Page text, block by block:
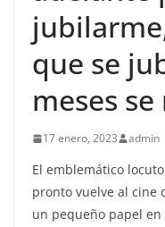
que se
meses
17 enero, 2023 admin
El emblemático
pronto vuelve al cine
un pequeño papel en